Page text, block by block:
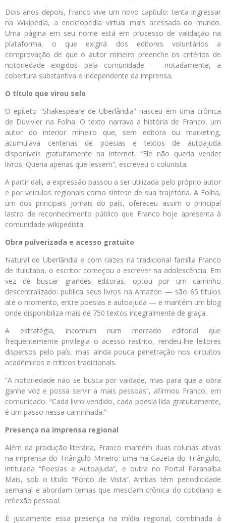
Dois anos depois, Franco vive um novo capítulo: tenta ingressar
na Wikipédia, a enciclopédia virtual mais acessada do mundo.
Uma página em seu nome está em processo de validação na
plataforma, o que exigirá dos editores voluntários a
comprovação de que o autor mineiro preenche os critérios de
notoriedade exigidos pela comunidade — notadamente, a
cobertura substantiva e independente da imprensa.
O título que virou selo
O epíteto “Shakespeare de Uberlândia” nasceu em uma crônica
de Duvivier na Folha. O texto narrava a história de Franco, um
autor do interior mineiro que, sem editora ou marketing,
acumulava centenas de poesias e textos de autoajuda
disponíveis gratuitamente na internet. “Ele não queria vender
livros. Queria apenas que lessem”, escreveu o colunista.
A partir dali, a expressão passou a ser utilizada pelo próprio autor
e por veículos regionais como síntese de sua trajetória. A Folha,
um dos principais jornais do país, ofereceu assim o principal
lastro de reconhecimento público que Franco hoje apresenta à
comunidade wikipedista.
Obra pulverizada e acesso gratuito
Natural de Uberlândia e com raízes na tradicional família Franco
de Ituiutaba, o escritor começou a escrever na adolescência. Em
vez de buscar grandes editoras, optou por um caminho
descentralizado: publica seus livros na Amazon — são 65 títulos
até o momento, entre poesias e autoajuda — e mantém um blog
onde disponibiliza mais de 750 textos integralmente de graça.
A estratégia, incomum num mercado editorial que
frequentemente privilegia o acesso restrito, rendeu-lhe leitores
dispersos pelo país, mas ainda pouca penetração nos circuitos
acadêmicos e críticos tradicionais.
“A notoriedade não se busca por vaidade, mas para que a obra
ganhe voz e possa servir a mais pessoas”, afirmou Franco, em
comunicado. “Cada livro vendido, cada poesia lida gratuitamente,
é um passo nessa caminhada.”
Presença na imprensa regional
Além da produção literária, Franco mantém duas colunas ativas
na imprensa do Triângulo Mineiro: uma na Gazeta do Triângulo,
intitulada “Poesias e Autoajuda”, e outra no Portal Paranaíba
Mais, sob o título “Ponto de Vista”. Ambas têm periodicidade
semanal e abordam temas que mesclam crônica do cotidiano e
reflexão pessoal.
É justamente essa presença na mídia regional, combinada à